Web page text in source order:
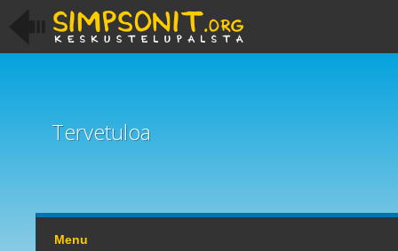
Tervetuloa
Menu